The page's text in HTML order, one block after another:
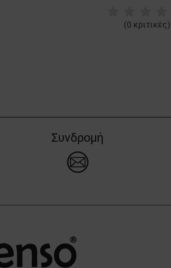
(0 κριτικές)
Συνδρομή